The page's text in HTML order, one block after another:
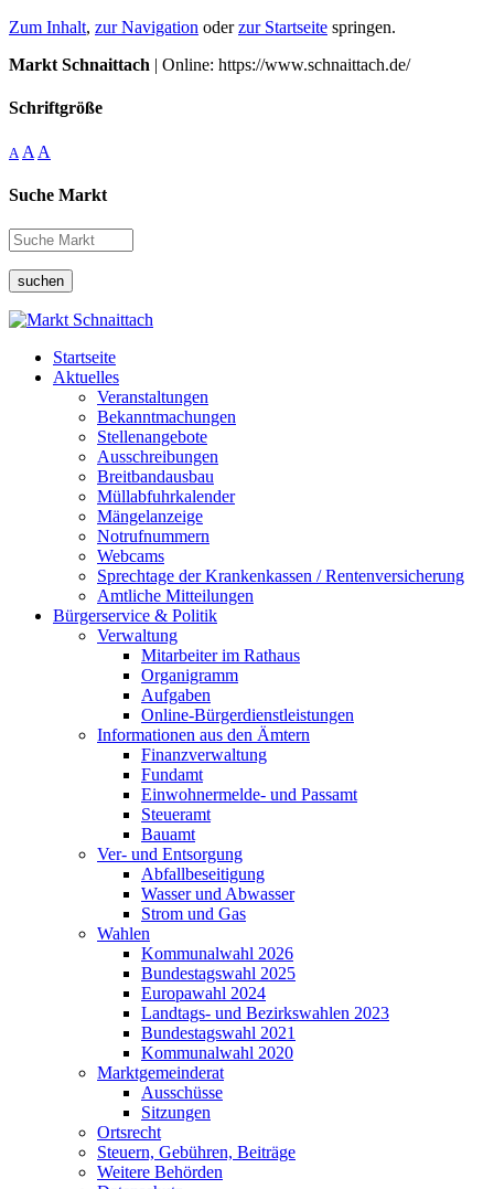
Zum Inhalt, zur Navigation oderzur Startseite springen.
Markt Schnaittach | Online: https://www.schnaittach.de/
Schriftgröße
A A A
Suche Markt
suchen
Startseite
Aktuelles
Veranstaltungen
Bekanntmachungen
Stellenangebote
Ausschreibungen
Breitbandausbau
Müllabfuhrkalender
Mängelanzeige
Notrufnummern
Webcams
Sprechtage der Krankenkassen / Rentenversicherung
Amtliche Mitteilungen
Bürgerservice & Politik
Verwaltung
Mitarbeiter im Rathaus
Organigramm
Aufgaben
Online-Bürgerdienstleistungen
Informationen aus den Ämtern
Finanzverwaltung
Fundamt
Einwohnermelde- und Passamt
Steueramt
Bauamt
Ver- und Entsorgung
Abfallbeseitigung
Wasser und Abwasser
Strom und Gas
Wahlen
Kommunalwahl 2026
Bundestagswahl 2025
Europawahl 2024
Landtags- und Bezirkswahlen 2023
Bundestagswahl 2021
Kommunalwahl 2020
Marktgemeinderat
Ausschüsse
Sitzungen
Ortsrecht
Steuern, Gebühren, Beiträge
Weitere Behörden